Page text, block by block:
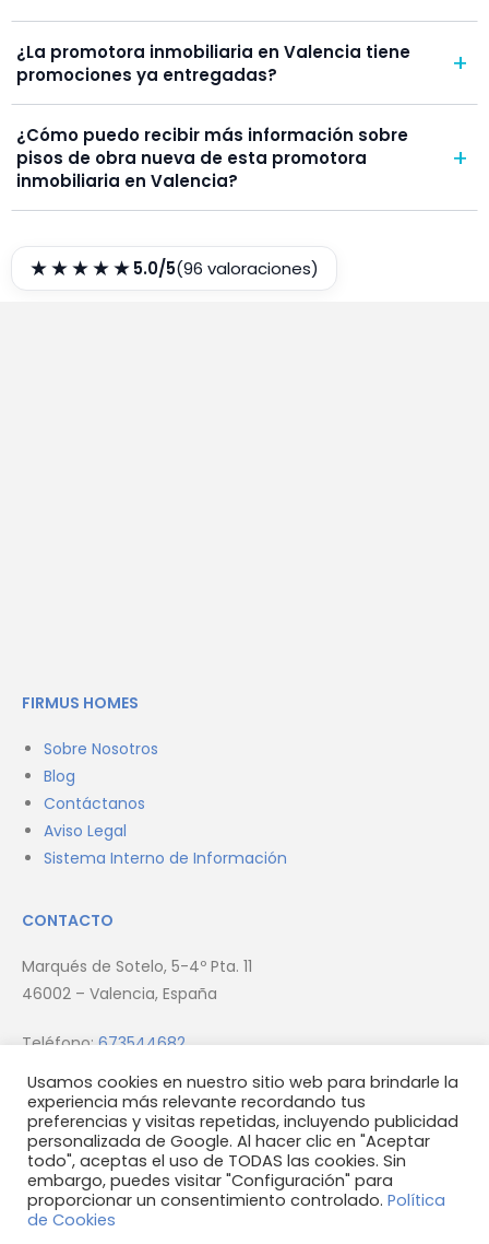
+
¿La promotora inmobiliaria en Valencia tiene
+
¿Cómo puedo recibir más información sobre
FIRMUS HOMES
Sobre Nosotros
Blog
Contáctanos
Aviso Legal
CONTACTO
Marqués de Sotelo, 5-4º Pta. 11
46002 – Valencia, España
Teléfono:673544682
Email:info@firmus.es
Usamos cookies en nuestro sitio web para brindarle la
experiencia más relevante recordando tus
preferencias y visitas repetidas, incluyendo publicidad
personalizada de Google. Al hacer clic en "Aceptar
todo", aceptas el uso de TODAS las cookies. Sin
embargo, puedes visitar "Configuración" para
proporcionar un consentimiento controlado. Política
de Cookies